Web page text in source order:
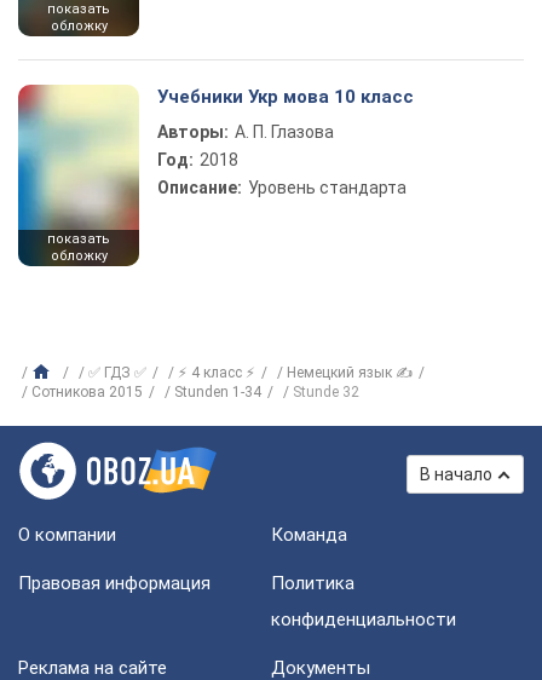
показать
обложку
показать
обложку
Учебники Укр мова 10 класс
Авторы: А. П. Глазова
Год: 2018
Описание: Уровень стандарта
✅ ГДЗ ✅ ⚡ 4 класс ⚡
Немецкий язык ✍
Сотникова 2015
Stunden 1-34 Stunde 32
В начало
О компании Команда
Правовая информация
Политика
конфиденциальности
Реклама на сайте Документы